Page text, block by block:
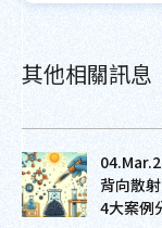
其他相關訊息
背向散
4大案例